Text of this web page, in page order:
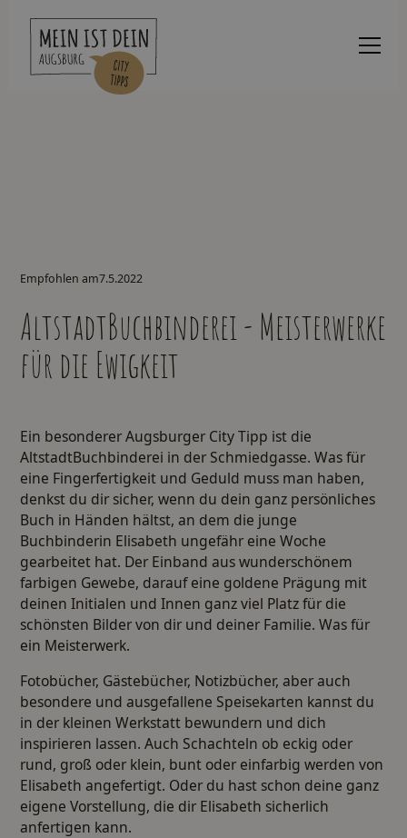
Empfohlen am7.5.2022
AltstadtBuchbinderei - Meisterwerke
für die Ewigkeit
Ein besonderer Augsburger City Tipp ist die
AltstadtBuchbinderei in der Schmiedgasse. Was für
eine Fingerfertigkeit und Geduld muss man haben,
denkst du dir sicher, wenn du dein ganz persönliches
Buch in Händen hältst, an dem die junge
Buchbinderin Elisabeth ungefähr eine Woche
gearbeitet hat. Der Einband aus wunderschönem
farbigen Gewebe, darauf eine goldene Prägung mit
deinen Initialen und Innen ganz viel Platz für die
schönsten Bilder von dir und deiner Familie. Was für
ein Meisterwerk.
Fotobücher, Gästebücher, Notizbücher, aber auch
besondere und ausgefallene Speisekarten kannst du
in der kleinenWerkstatt bewundern und dich
inspirieren lassen. Auch Schachteln ob eckig oder
rund, groß oder klein, bunt oder einfarbig werden von
Elisabeth angefertigt. Oder du hast schon deine ganz
eigene Vorstellung, die dir Elisabeth sicherlich
anfertigen kann.